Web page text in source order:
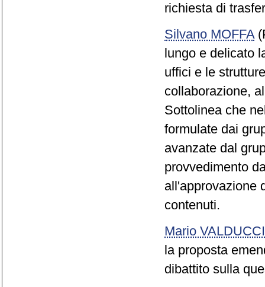
richiesta di
Silvano MOFFA
lungo e delicato
uffici e le
collaborazione,
Sottolinea che
formulate dai
avanzate dal
provvedimento
all'approvazione
contenuti.
Mario VALDUCCI
la proposta
dibattito sulla